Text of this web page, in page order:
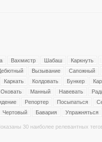
Вахмистр Шабаш Каркнуть
Вызывание Сапожный
Каркать Колдовать Бункер
Оковать Манный Навевать
Репортер Посыпаться
Чертовый Бавария Упражняться
30 наиболее релевантных